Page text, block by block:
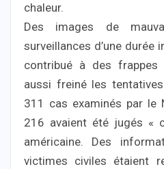
chaleur.
Des images de
surveillances d’une durée
contribué à des frappes
aussi freiné les
311 cas examinés par le
216 avaient été jugés «
américaine. Des
victimes civiles étaient